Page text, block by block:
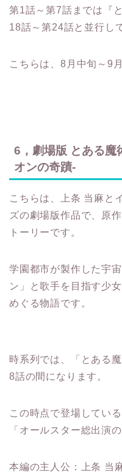
第1話～第7話までは『
18話～第24話と並行し
こちらは、8月中旬～9
6，劇場版 とある魔
オンの奇蹟-
こちらは、上条 当麻と
ズの劇場版作品で、原
トーリーです。
学園都市が製作した宇
ン」と歌手を目指す少
めぐる物語です。
時系列では、「とある
8話の間になります。
この時点で登場してい
「オールスター総出演
本編の主人公：上条 当